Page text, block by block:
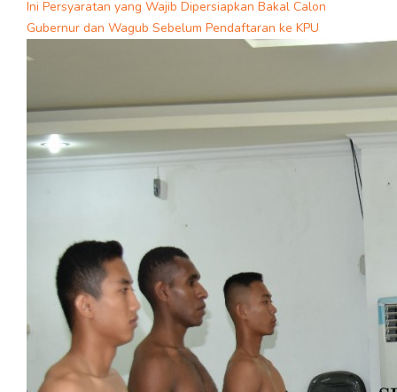
Ini Persyaratan yang Wajib Dipersiapkan Bakal Calon
Gubernur dan Wagub Sebelum Pendaftaran ke KPU